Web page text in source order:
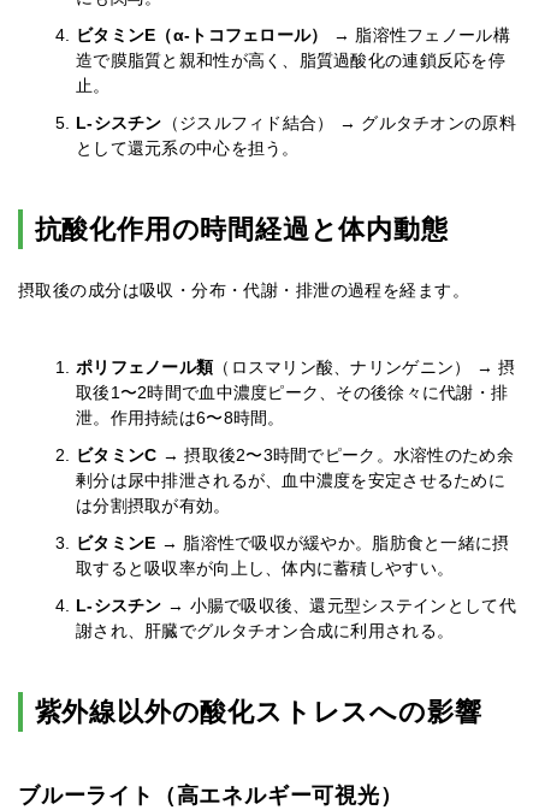
ビタミンE（α-トコフェロール）
→ 脂溶性フェノール構
造で膜脂質と親和性が高く、脂質過酸化の連鎖反応を停
止。
L-シスチン （ジスルフィド結合） → グルタチオンの原料
として還元系の中心を担う。
抗酸化作用の時間経過と体内動態
摂取後の成分は吸収・分布・代謝・排泄の過程を経ます。
ポリフェノール類 （ロスマリン酸、ナリンゲニン） → 摂
取後1〜2時間で血中濃度ピーク、その後徐々に代謝・排
泄。作用持続は6〜8時間。
ビタミンC → 摂取後2〜3時間でピーク。水溶性のため余
剰分は尿中排泄されるが、血中濃度を安定させるために
は分割摂取が有効。
ビタミンE → 脂溶性で吸収が緩やか。脂肪食と一緒に摂
取すると吸収率が向上し、体内に蓄積しやすい。
L-シスチン → 小腸で吸収後、還元型システインとして代
謝され、肝臓でグルタチオン合成に利用される。
紫外線以外の酸化ストレスへの影響
ブルーライト（高エネルギー可視光）